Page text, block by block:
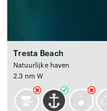
Tresta Beach
Natuurlijke haven
2.3 nm W